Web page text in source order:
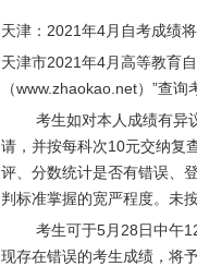
天津：2021年4月自考成绩
天津市2021年4月高等教育
（www.zhaokao.net）”查询
考生如对本人成绩有异议
请，并按每科次10元交纳复
评、分数统计是否有错误、
判标准掌握的宽严程度。未
考生可于5月28日中午
现存在错误的考生成绩，将